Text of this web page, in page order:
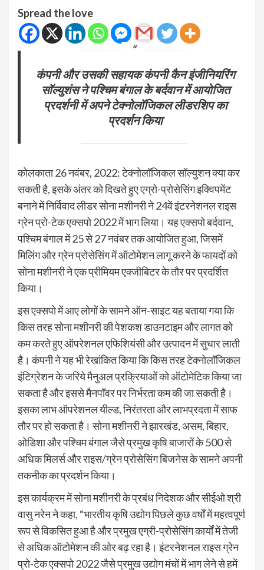
Spread the love
कंपनी और उसकी सहायक कंपनी कैन इंजीनियरिंग
सॉल्युशंस ने पश्चिम बंगाल के बर्दवान में आयोजित
प्रदर्शनी में अपने टेक्नोलॉजिकल लीडरशिप का
प्रदर्शन किया
कोलकाता 26 नवंबर, 2022: टेक्नोलॉजिकल सॉल्युशन क्या कर
सकती है, इसके अंतर को दिखते हुए एग्रो-प्रोसेसिंग इक्विपमेंट
बनाने में निर्विवाद लीडर सोना मशीनरी ने 24वें इंटरनेशनल राइस
ग्रेन प्रो-टेक एक्सपो 2022 में भाग लिया। यह एक्सपो बर्दवान,
पश्चिम बंगाल में 25 से 27 नवंबर तक आयोजित हुआ, जिसमें
मिलिंग और ग्रेन प्रोसेसिंग में ऑटोमेशन लागू करने के फायदों को
सोना मशीनरी ने एक प्रीमियम एक्जीबिटर के तौर पर प्रदर्शित
किया।
इस एक्सपो में आए लोगों के सामने ऑन-साइट यह बताया गया कि
किस तरह सोना मशीनरी की पेशकश डाउनटाइम और लागत को
कम करते हुए ऑपरेशनल एफिशियंसी और उत्पादन में सुधार लाती
है। कंपनी ने यह भी रेखांकित किया कि किस तरह टेक्नोलॉजिकल
इंटिग्रेशन के जरिये मैनुअल प्रक्रियाओं को ऑटोमेटिक किया जा
सकता है और इससे मैनपॉवर पर निर्भरता कम की जा सकती है।
इसका लाभ ऑपरेशनल यील्ड, निरंतरता और लाभप्रदता में साफ
तौर पर हो सकता है। सोना मशीनरी ने झारखंड, असम, बिहार,
ओडिशा और पश्चिम बंगाल जैसे प्रमुख कृषि बाजारों के 500 से
अधिक मिलर्स और राइस/ग्रेन प्रोसेसिंग बिजनेस के सामने अपनी
तकनीक का प्रदर्शन किया।
इस कार्यक्रम में सोना मशीनरी के प्रबंध निदेशक और सीईओ श्री
वासु नरेन ने कहा, “भारतीय कृषि उद्योग पिछले कुछ वर्षों में महत्वपूर्ण
रूप से विकसित हुआ है और प्रमुख एग्री-प्रोसेसिंग कार्यों में तेजी
से अधिक ऑटोमेशन की ओर बढ़ रहा है। इंटरनेशनल राइस ग्रेन
प्रो-टेक एक्सपो 2022 जैसे प्रमुख उद्योग मंचों में भाग लेने से हमें